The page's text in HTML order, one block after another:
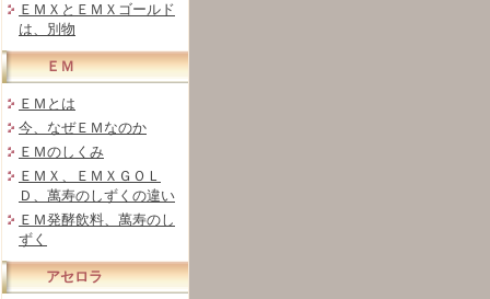
ＥＭＸとＥＭＸゴールド
は、別物
ＥＭ
ＥＭとは
今、なぜＥＭなのか
ＥＭのしくみ
ＥＭＸ、ＥＭＸＧＯＬ
Ｄ、萬寿のしずくの違い
ＥＭ発酵飲料、萬寿のし
ずく
アセロラ